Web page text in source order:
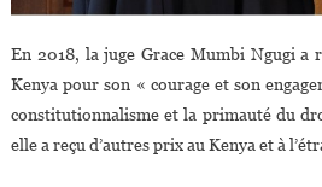
En 2018, la juge Grace Mumbi Ngugi a
Kenya pour son « courage et son
constitutionnalisme et la primauté du
elle a reçu d’autres prix au Kenya et à